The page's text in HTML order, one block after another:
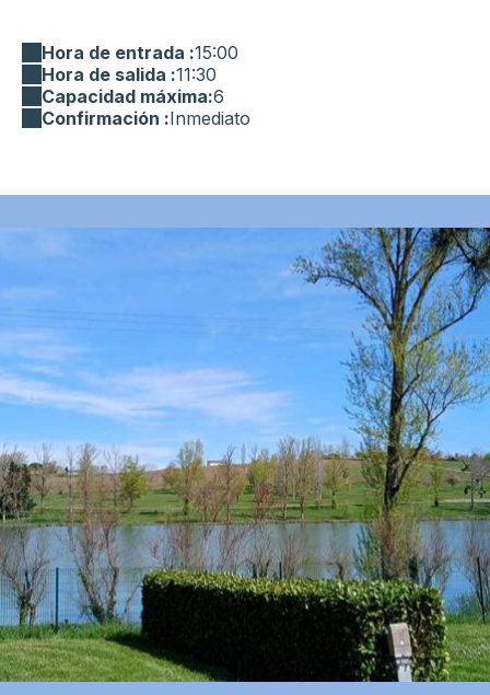
Hora de entrada :15:00
Hora de salida :11:30
Capacidad máxima:6
Confirmación :Inmediato